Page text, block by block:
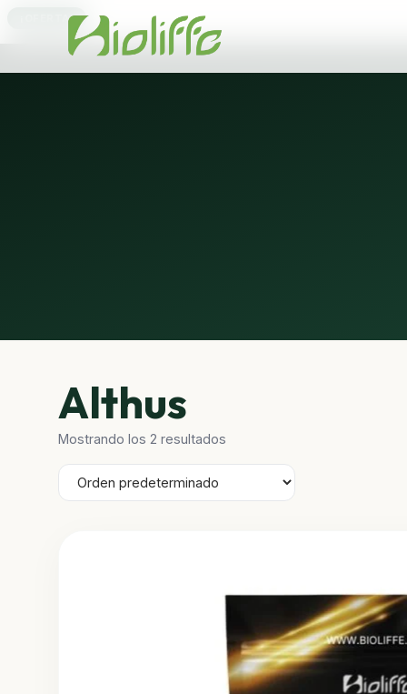
Althus
Mostrando los 2 resultados
¡OFERTA!